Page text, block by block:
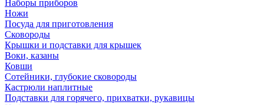
Наборы приборов
Ножи
Посуда для приготовления
Сковороды
Крышки и подставки для крышек
Воки, казаны
Ковши
Сотейники, глубокие сковороды
Кастрюли наплитные
Подставки для горячего, прихватки, рукавицы